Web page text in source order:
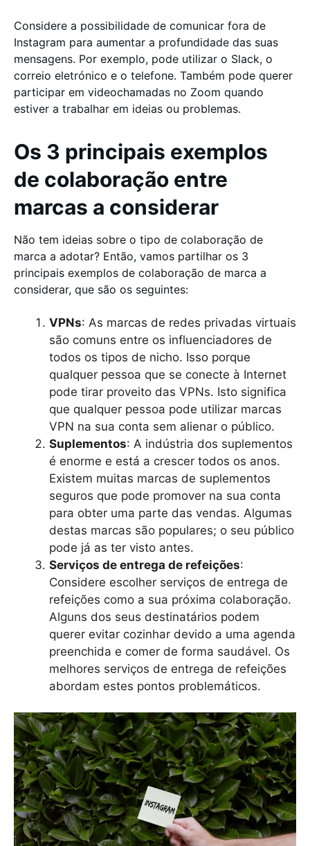
Considere a possibilidade de comunicar fora de
Instagram para aumentar a profundidade das suas
mensagens. Por exemplo, pode utilizar o Slack, o
correio eletrónico e o telefone. Também pode querer
participar em videochamadas no Zoom quando
estiver a trabalhar em ideias ou problemas.
Os 3 principais exemplos
de colaboração entre
marcas a considerar
Não tem ideias sobre o tipo de colaboração de
marca a adotar? Então, vamos partilhar os 3
principais exemplos de colaboração de marca a
considerar, que são os seguintes:
VPNs: As marcas de redes privadas virtuais
são comuns entre os influenciadores de
todos os tipos de nicho. Isso porque
qualquer pessoa que se conecte à Internet
pode tirar proveito das VPNs. Isto significa
que qualquer pessoa pode utilizar marcas
VPN na sua conta sem alienar o público.
Suplementos: A indústria dos suplementos
é enorme e está a crescer todos os anos.
Existem muitas marcas de suplementos
seguros que pode promover na sua conta
para obter uma parte das vendas. Algumas
destas marcas são populares; o seu público
pode já as ter visto antes.
Serviços de entrega de refeições:
Considere escolher serviços de entrega de
refeições como a sua próxima colaboração.
Alguns dos seus destinatários podem
querer evitar cozinhar devido a uma agenda
preenchida e comer de forma saudável. Os
melhores serviços de entrega de refeições
abordam estes pontos problemáticos.